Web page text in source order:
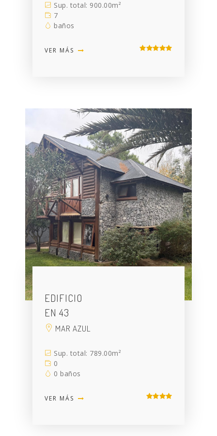
Sup. total: 900.00m²
7
baños
VER MÁS
EDIFICIO
EN 43
MAR AZUL
Sup. total: 789.00m²
0
0 baños
VER MÁS